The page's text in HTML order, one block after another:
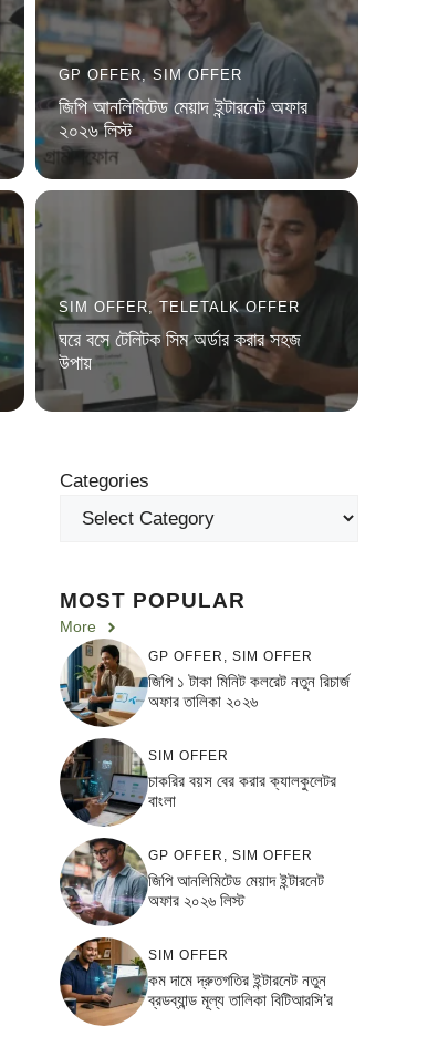
GP OFFER,SIM OFFER
জিপি আনলিমিটেড মেয়াদ ইন্টারনেট অফার
২০২৬ লিস্ট
SIM OFFER, TELETALK OFFER
ঘরে বসে টেলিটক সিম অর্ডার করার সহজ
উপায়
Categories
MOST POPULAR
More
GP OFFER SIM OFFER
জিপি ১ টাকা মিনিট কলরেট নতুন রিচার্জ
অফার তালিকা ২০২৬
SIM OFFER
চাকরির বয়স বের করার ক্যালকুলেটর
বাংলা
GP OFFER SIM OFFER
জিপি আনলিমিটেড মেয়াদ ইন্টারনেট
অফার ২০২৬ লিস্ট
SIM OFFER
কম দামে দ্রুতগতির ইন্টারনেট নতুন
ব্রডব্যান্ড মূল্য তালিকা বিটিআরসি’র